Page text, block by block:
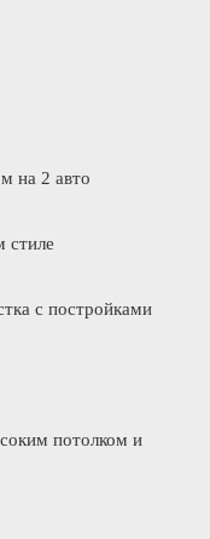
на 2 авто
стиле
с постройками
потолком и